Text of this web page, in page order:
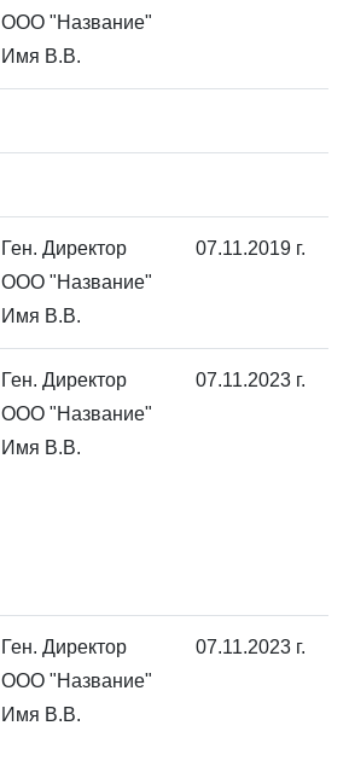
ООО "Название"
Имя В.В.
Ген. Директор
ООО "Название"
Имя В.В.
07.11.2019 г.
Ген. Директор
ООО "Название"
Имя В.В.
07.11.2023 г.
Ген. Директор
ООО "Название"
Имя В.В.
07.11.2023 г.